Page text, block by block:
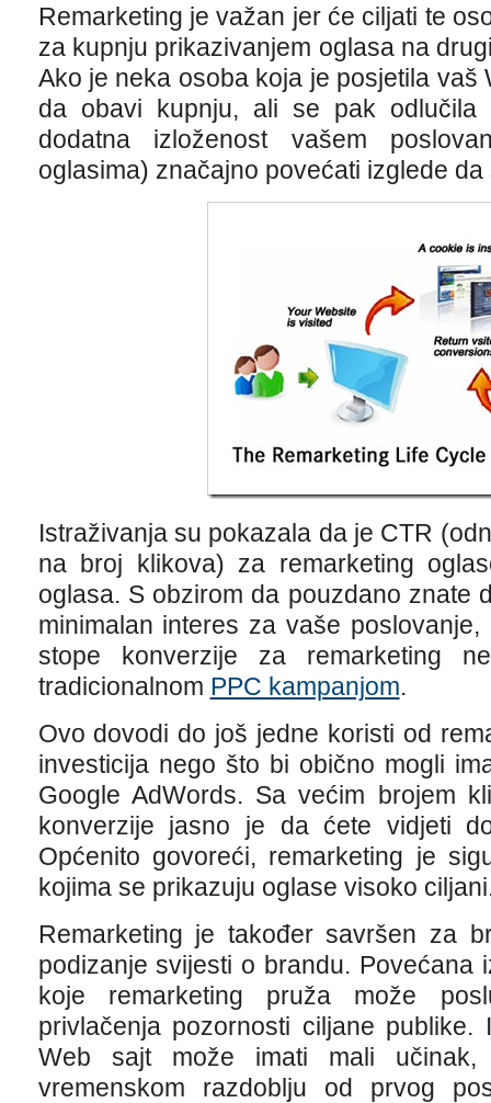
Remarketing je važan jer će ciljati te
za kupnju prikazivanjem oglasa na
Ako je neka osoba koja je posjetila vaš
da obavi kupnju, ali se pak
dodatna izloženost vašem
oglasima) značajno povećati izglede
Istraživanja su pokazala da je CTR
na broj klikova) za remarketing
oglasa. S obzirom da pouzdano znate
minimalan interes za vaše
stope konverzije za remarketing
tradicionalnom PPC kampanjom.
Ovo dovodi do još jedne koristi od
investicija nego što bi obično mogli
Google AdWords. Sa većim brojem
konverzije jasno je da ćete vidjeti
Općenito govoreći, remarketing je
kojima se prikazuju oglase visoko
Remarketing je također savršen za
podizanje svijesti o brandu. Povećana
koje remarketing pruža može
privlačenja pozornosti ciljane
Web sajt može imati mali
vremenskom razdoblju od prvog